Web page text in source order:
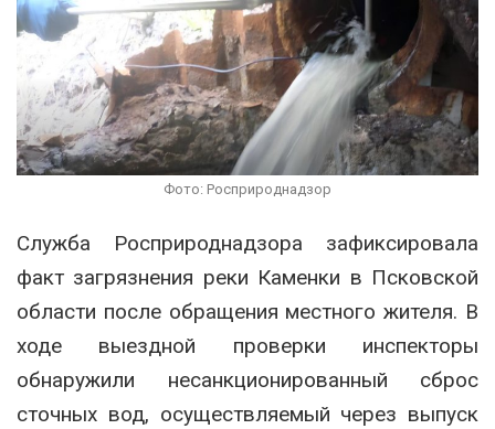
Фото: Росприроднадзор
Служба Росприроднадзора зафиксировала
факт загрязнения реки Каменки в Псковской
области после обращения местного жителя. В
ходе выездной проверки инспекторы
обнаружили несанкционированный сброс
сточных вод, осуществляемый через выпуск